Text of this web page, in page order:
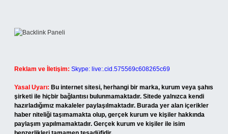
Reklam ve İletişim: Skype: live:.cid.575569c608265c69
Yasal Uyarı: Bu internet sitesi, herhangi bir marka, kurum veya şahıs
şirketi ile hiçbir bağlantısı bulunmamaktadır. Sitede yalnızca kendi
hazırladığımız makaleler paylaşılmaktadır. Burada yer alan içerikler
haber niteliği taşımamakta olup, gerçek kurum ve kişiler hakkında
paylaşım yapılmamaktadır. Gerçek kurum ve kişiler ile isim